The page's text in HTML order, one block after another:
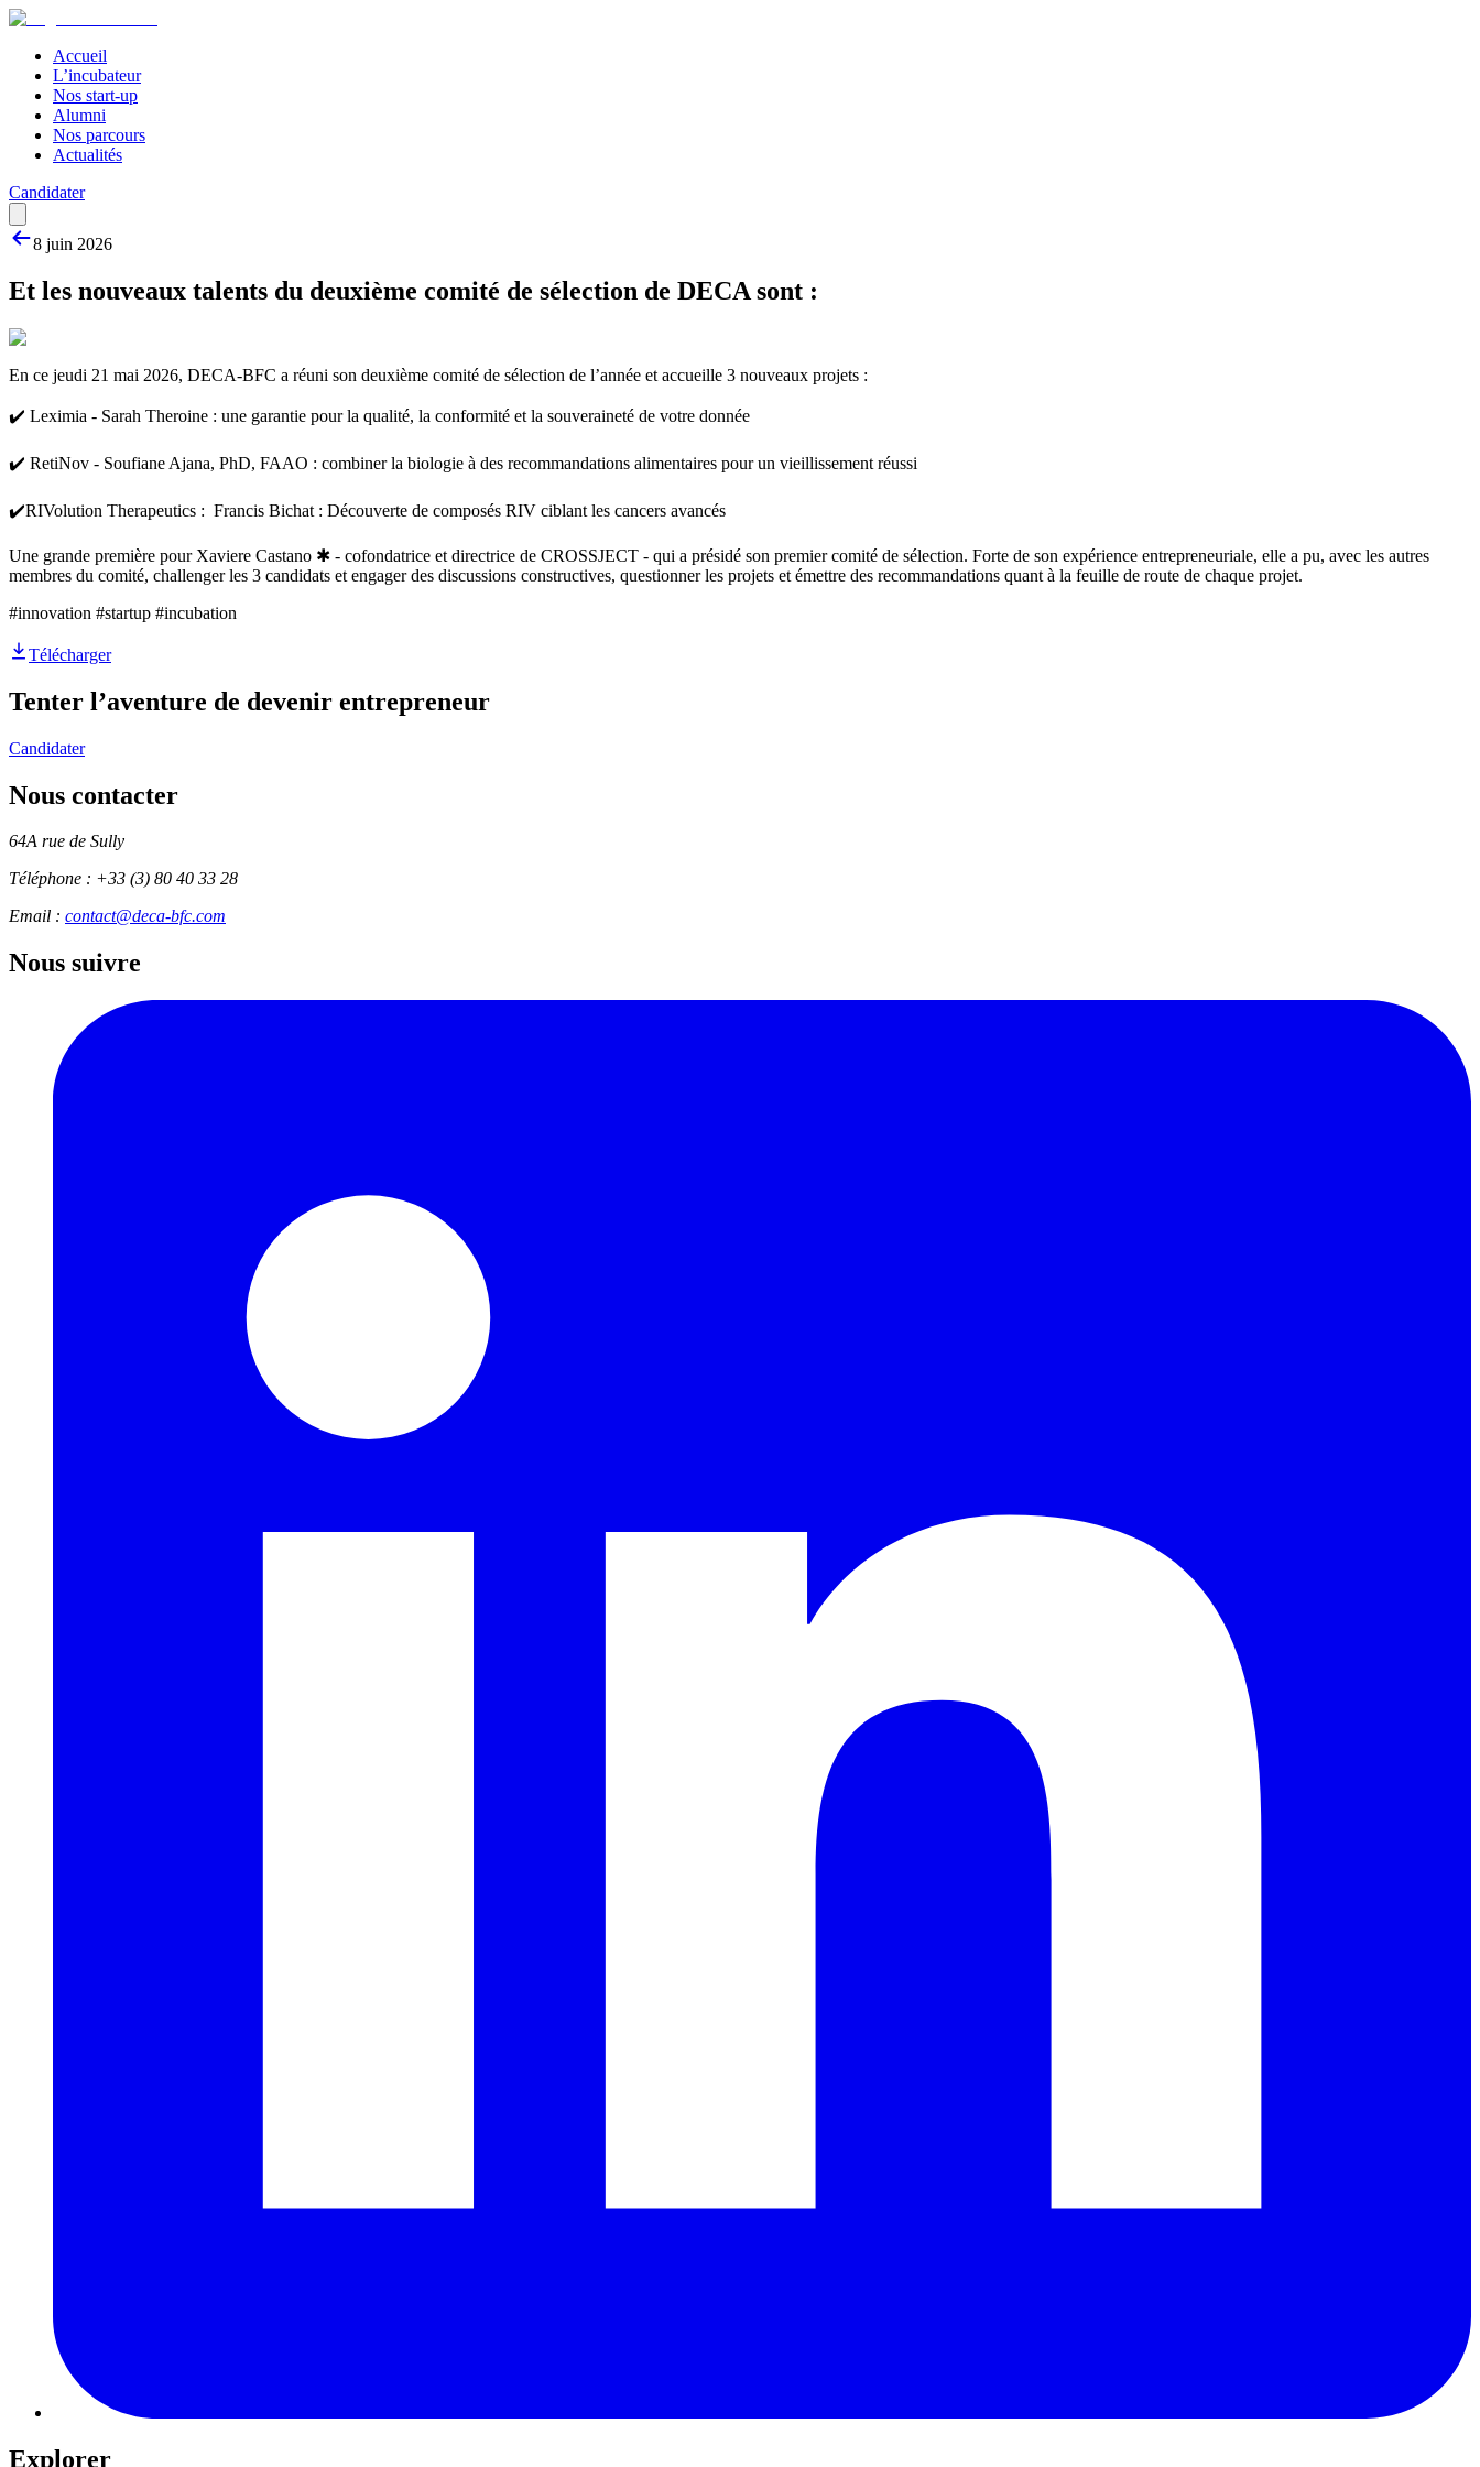
Accueil
L’incubateur
Nos start-up
Alumni
Nos parcours
Actualités
Candidater
8 juin 2026
Et les nouveaux talents du deuxième comité de sélection de DECA sont :
En ce jeudi 21 mai 2026, DECA-BFC a réuni son deuxième comité de sélection de l’année et accueille 3 nouveaux projets :
✔️ Leximia - Sarah Theroine : une garantie pour la qualité, la conformité et la souveraineté de votre donnée
✔️ RetiNov - Soufiane Ajana, PhD, FAAO : combiner la biologie à des recommandations alimentaires pour un vieillissement réussi
✔️RIVolution Therapeutics : Francis Bichat : Découverte de composés RIV ciblant les cancers avancés
Une grande première pour Xaviere Castano ✱ - cofondatrice et directrice de CROSSJECT - qui a présidé son premier comité de sélection. Forte de son expérience entrepreneuriale, elle a pu, avec les autres
membres du comité, challenger les 3 candidats et engager des discussions constructives, questionner les projets et émettre des recommandations quant à la feuille de route de chaque projet.
#innovation #startup #incubation
Télécharger
Tenter l’aventure de devenir entrepreneur
Candidater
Nous contacter
64A rue de Sully
Téléphone : +33 (3) 80 40 33 28
Email : contact@deca-bfc.com
Nous suivre
Explorer